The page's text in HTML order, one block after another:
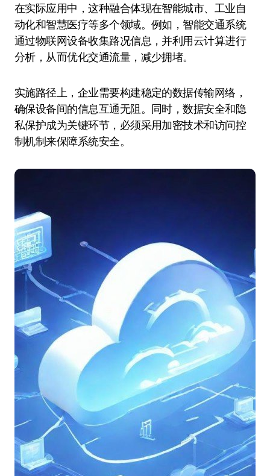
在实际应用中，这种融合体现在智能城市、工业自
动化和智慧医疗等多个领域。例如，智能交通系统
通过物联网设备收集路况信息，并利用云计算进行
分析，从而优化交通流量，减少拥堵。
实施路径上，企业需要构建稳定的数据传输网络，
确保设备间的信息互通无阻。同时，数据安全和隐
私保护成为关键环节，必须采用加密技术和访问控
制机制来保障系统安全。